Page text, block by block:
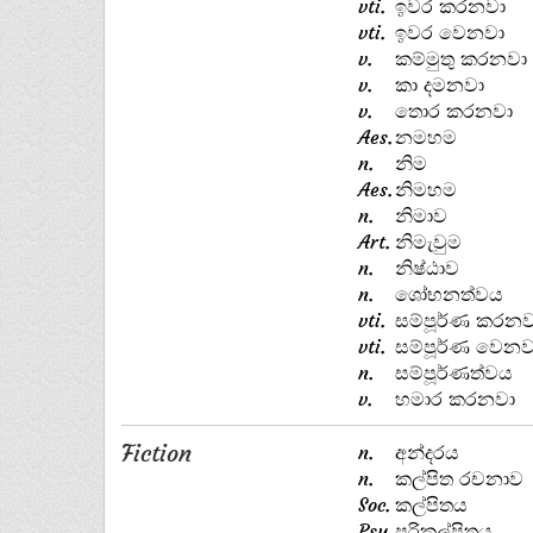
vti. ඉවර කරනවා
vti. ඉවර වෙනවා
v.
කම්මුතු කරනවා
v.
කා දමනවා
v.
තොර කරනවා
Aes.නමහම
n.
නිම
Aes. නිමහම
n.
නිමාව
Art. නිමැවුම
n.
නිෂ්ඨාව
n.
ශෝභනත්වය
vti. සම්පූර්ණ
vti. සම්පූර්ණ
n.
සම්පූර්ණත්වය
v.
හමාර කරනවා
Fiction n.
අන්දරය
n.
කල්පිත රචනාව
Soc. කල්පිතය